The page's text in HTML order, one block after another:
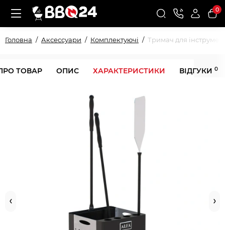
0
Головна Аксессуари Комплектуючі Тримач для
ТОВАР ОПИС ХАРАКТЕРИСТИКИ ВІДГУКИ 0